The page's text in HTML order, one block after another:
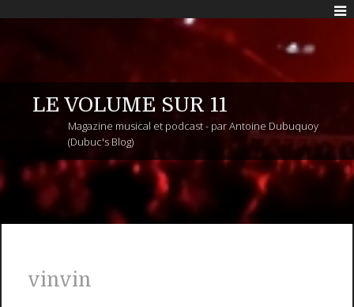
LE VOLUME SUR 11
Magazine musical et podcast - par Antoine Dubuquoy
(Dubuc's Blog)
vinvin